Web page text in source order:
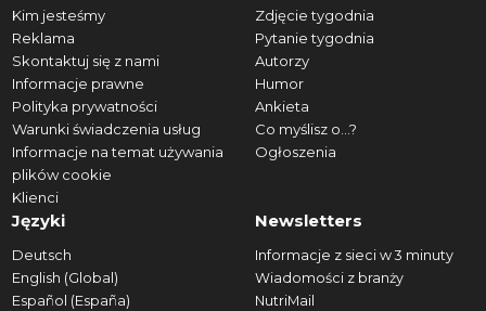
Kim jesteśmy
Reklama
Skontaktuj się z nami
Informacje prawne
Polityka prywatności
Warunki świadczenia usług
Informacje na temat używania
plików cookie
Klienci
Zdjęcie tygodnia
Pytanie tygodnia
Autorzy
Humor
Ankieta
Co myślisz o...?
Ogłoszenia
Języki
Deutsch
English (Global)
Español (España)
Newsletters
Informacje z sieci w 3 minuty
Wiadomości z branży
NutriMail